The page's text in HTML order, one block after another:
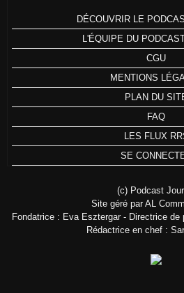
DÉCOUVRIR LE
L'ÉQUIPE DU
CGU
MENTIONS
PLAN DU
FAQ
LES FLUX
SE
(c) Podcast
Site géré par AL
Fondatrice : Eva Esztergar - Directrice
Rédactrice en chef :